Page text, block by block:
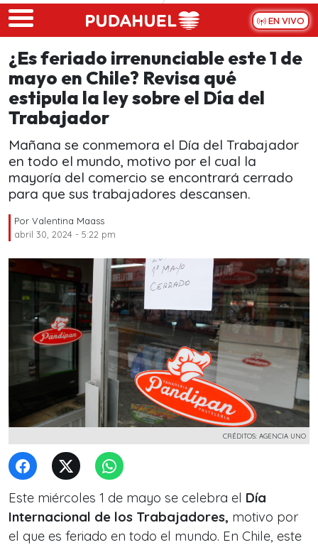
Skip to main content
EN VIVO
¿Es feriado irrenunciable este 1 de
mayo en Chile? Revisa qué
estipula la ley sobre el Día del
Trabajador
Mañana se conmemora el Día del Trabajador
en todo el mundo, motivo por el cual la
mayoría del comercio se encontrará cerrado
para que sus trabajadores descansen.
Por Valentina Maass
abril 30, 2024 - 5:22 pm
CRÉDITOS: AGENCIA UNO
Este miércoles 1 de mayo se celebra el Día
Internacional de los Trabajadores, motivo por
el que es feriado en todo el mundo. En Chile, este